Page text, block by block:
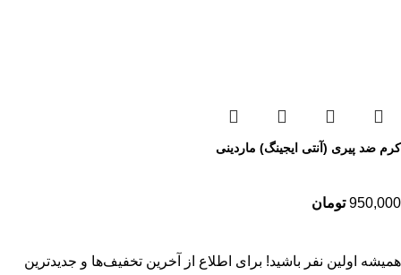
کرم ضد پیری (آنتی ایجینگ) ماردینی
950,000 تومان
همیشه اولین نفر باشید! برای اطلاع از آخرین تخفیف‌ها و جدیدترین